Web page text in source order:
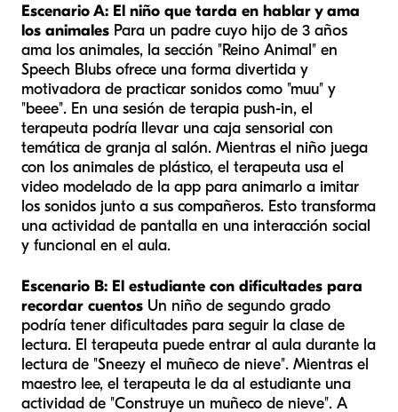
Escenario A: El niño que tarda en hablar y ama
los animales Para un padre cuyo hijo de 3 años
ama los animales, la sección "Reino Animal" en
Speech Blubs ofrece una forma divertida y
motivadora de practicar sonidos como "muu" y
"beee". En una sesión de terapia push-in, el
terapeuta podría llevar una caja sensorial con
temática de granja al salón. Mientras el niño juega
con los animales de plástico, el terapeuta usa el
video modelado de la app para animarlo a imitar
los sonidos junto a sus compañeros. Esto transforma
una actividad de pantalla en una interacción social
y funcional en el aula.
Escenario B: El estudiante con dificultades para
recordar cuentos Un niño de segundo grado
podría tener dificultades para seguir la clase de
lectura. El terapeuta puede entrar al aula durante la
lectura de "Sneezy el muñeco de nieve". Mientras el
maestro lee, el terapeuta le da al estudiante una
actividad de "Construye un muñeco de nieve". A